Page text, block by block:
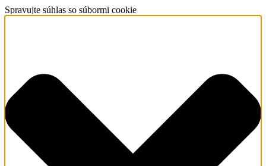
Spravujte súhlas so súbormi cookie